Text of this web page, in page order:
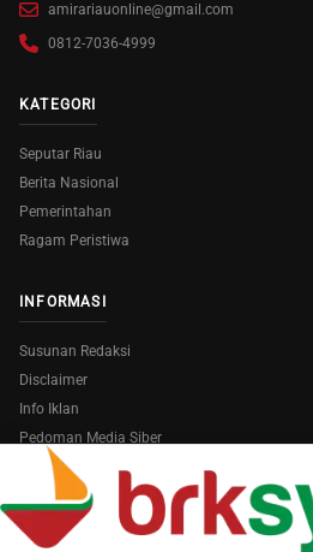
amirariauonline@gmail.com
0812-7036-4999
KATEGORI
Seputar Riau
Berita Nasional
Pemerintahan
Ragam Peristiwa
INFORMASI
Susunan Redaksi
Disclaimer
Info Iklan
Pedoman Media Siber
Copyright © 2026 AmiraRiau.com